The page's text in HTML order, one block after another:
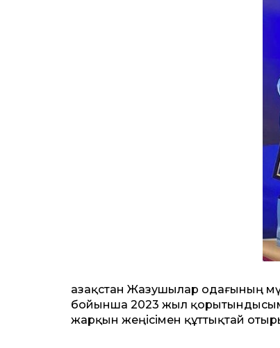
Қазақстан Жазушылар одағының
бойынша 2023 жыл
жарқын жеңісімен құттықтай